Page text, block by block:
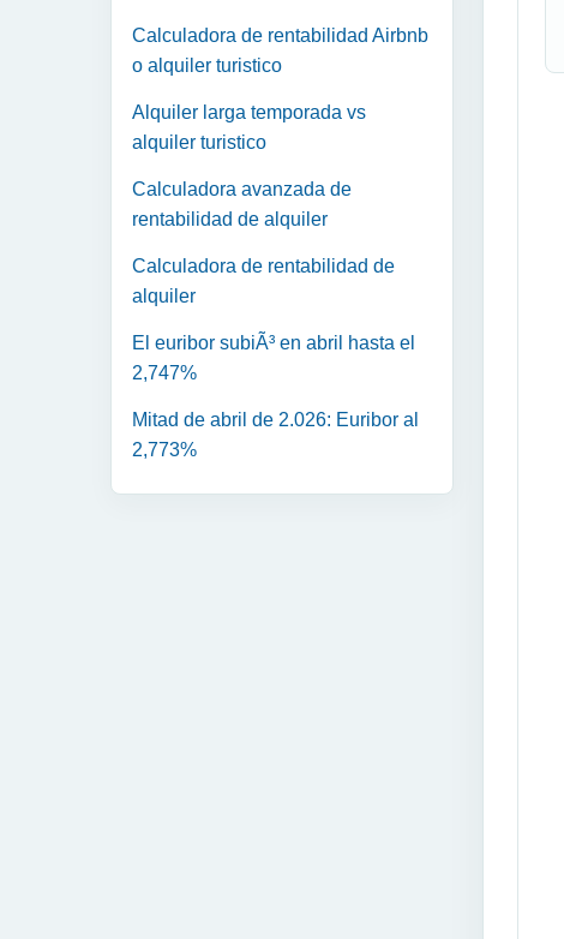
Calculadora de rentabilidad Airbnb
o alquiler turistico
Alquiler larga temporada vs
alquiler turistico
Calculadora avanzada de
rentabilidad de alquiler
Calculadora de rentabilidad de
alquiler
El euribor subiÃ³ en abril hasta el
2,747%
Mitad de abril de 2.026: Euribor al
2,773%